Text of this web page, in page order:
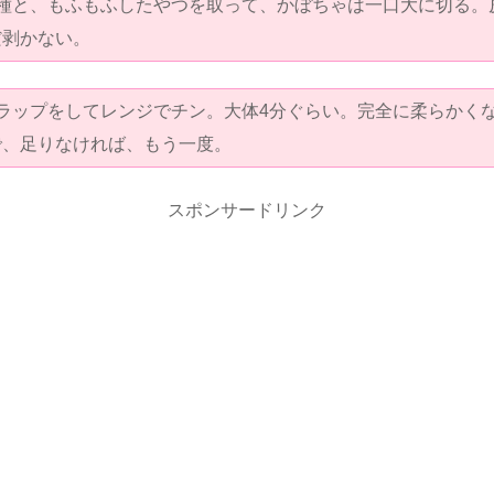
と、もふもふしたやつを取って、かぼちゃは一口大に切る。
かない。
ップをしてレンジでチン。大体4分ぐらい。完全に柔らかく
、足りなければ、もう一度。
スポンサードリンク